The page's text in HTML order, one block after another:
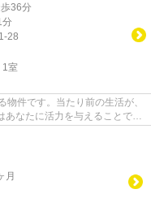
歩36分
分
1-28
1室
件です。当たり前の生活が、
あなたに活力を与えることでし
月